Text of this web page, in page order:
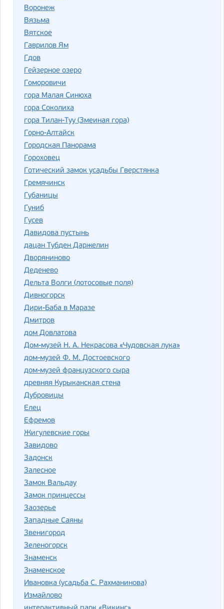
Воронеж
Вязьма
Вятское
Гаврилов Ям
Гдов
Гейзерное озеро
Гоморовичи
гора Малая Синюха
гора Соколиха
гора Тилан-Туу (Змеиная гора)
Горно-Алтайск
Городская Панорама
Гороховец
Готический замок усадьбы Гверстянка
Гремячинск
Губаницы
Гуниб
Гусев
Давидова пустынь
дацан Тубден Даржелин
Дворяниново
Деденево
Дельта Волги (лотосовые поля)
Дивногорск
Дири-Баба в Маразе
Дмитров
дом Довлатова
Дом-музей Н. А. Некрасова «Чудовская лука»
дом-музей Ф. М. Достоевского
дом-музей французского сыра
древняя Курыканская стена
Дубровицы
Елец
Ефремов
Жигулевские горы
Завидово
Задонск
Залесное
Замок Вальдау
Замок принцессы
Заозерье
Западные Саяны
Звенигород
Зеленогорск
Знаменск
Знаменское
Ивановка (усадьба С. Рахманинова)
Измайлово